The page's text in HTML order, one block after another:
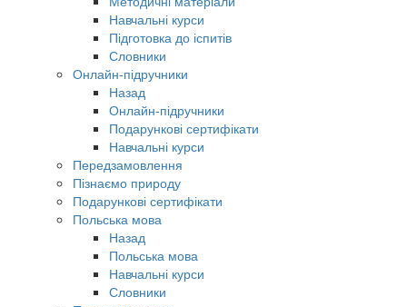
Навчальні курси
Підготовка до іспитів
Словники
Онлайн-підручники
Назад
Онлайн-підручники
Подарункові сертифікати
Навчальні курси
Передзамовлення
Пізнаємо природу
Подарункові сертифікати
Польська мова
Назад
Польська мова
Навчальні курси
Словники